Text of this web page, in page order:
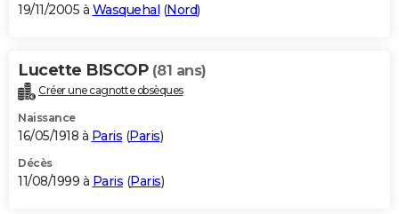
19/11/2005 à Wasquehal (Nord)
Lucette BISCOP (81 ans)
Créer une cagnotte obsèques
Naissance
16/05/1918 à Paris (Paris)
Décès
11/08/1999 à Paris (Paris)